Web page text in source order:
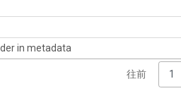
in metadata
往前 1